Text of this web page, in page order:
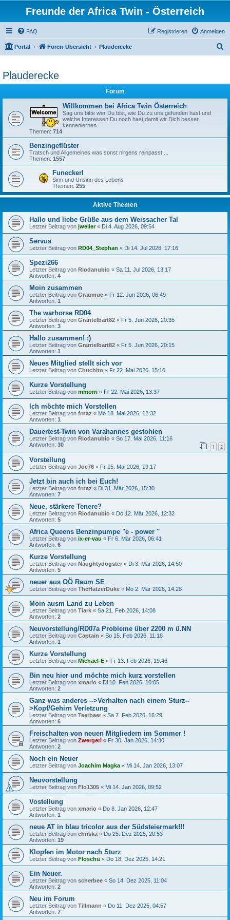
Freunde der Africa Twin - Österreich
FAQ Anmelden
Registrieren
Portal Foren-Übersicht Plauderecke
h
Plauderecke
Forum
Willkommen bei Africa Twin Österreich
Sag uns bitte wer Du bist, wie Du zu uns gefunden hast und
welche Interessen Du noch hast damit wir Dich besser
kennenlernen.
Themen: 714
Benzingeflüster
Tratsch und Allgemeines was sonst nirgens reinpasst ...
Themen: 1557
Funeckerl
Sinn und Unsinn des Lebens
Themen: 255
Aktive Themen
Hallo und liebe Grüße aus dem Weissacher Tal
Letzter Beitrag von jweller« Di 4. Aug 2026, 09:54
Servus
Letzter Beitrag von RD04_Stephan « Di 14. Jul 2026, 17:16
Spezi266
Letzter Beitrag von Riodanubio « Sa 11. Jul 2026, 13:17
Antworten: 4
Moin zusammen
Letzter Beitrag von Graumue « Fr 12. Jun 2026, 06:49
Antworten: 1
The warhorse RD04
Letzter Beitrag von Grantelbart82 « Fr 5. Jun 2026, 20:35
Antworten: 3
Hallo zusammen! :)
Letzter Beitrag von Grantelbart82 « Fr 5. Jun 2026, 20:15
Antworten: 1
Neues Mitglied stellt sich vor
Letzter Beitrag von Chuchito « Fr 22. Mai 2026, 15:16
Kurze Vorstellung
Letzter Beitrag von mmorri « Fr 22. Mai 2026, 13:37
Ich möchte mich Vorstellen
Letzter Beitrag von frnaz « Mo 18. Mai 2026, 12:32
Antworten: 1
Dauertest-Twin von Varahannes gestohlen
Letzter Beitrag von Riodanubio « So 17. Mai 2026, 11:16
Antworten: 30 1 2
Vorstellung
Letzter Beitrag von Joe76 « Fr 15. Mai 2026, 19:17
Jetzt bin auch ich bei Euch!
Letzter Beitrag von frnaz « Di 31. Mär 2026, 15:30
Antworten: 7
Neue, stärkere Tenere?
Letzter Beitrag von Riodanubio « Do 12. Mär 2026, 12:32
Antworten: 5
Africa Queens Benzinpumpe "e - power "
Letzter Beitrag von ix-er-vau « Fr 6. Mär 2026, 06:41
Antworten: 6
Kurze Vorstellung
Letzter Beitrag von Naughtydogster « Di 3. Mär 2026, 14:50
Antworten: 5
neuer aus OÖ Raum SE
Letzter Beitrag von TheHatzerDuke « Mo 2. Mär 2026, 14:28
Moin ausm Land zu Leben
Letzter Beitrag von Tiark « Sa 21. Feb 2026, 14:08
Antworten: 2
Neuvorstellung/RD07a Probleme über 2200 m ü.NN
Letzter Beitrag von Captain « So 15. Feb 2026, 11:18
Antworten: 1
Kurze Vorstellung
Letzter Beitrag von Michael-E « Fr 13. Feb 2026, 19:46
Bin neu hier und möchte mich kurz vorstellen
Letzter Beitrag von xmario « Di 10. Feb 2026, 10:05
Antworten: 2
Ganz was anderes -->Verhalten nach einem Sturz--
>Kopf/Gehirn Verletzung
Letzter Beitrag von Teerbaer « Sa 7. Feb 2026, 16:29
Antworten: 6
Freischalten von neuen Mitgliedern im Sommer !
Letzter Beitrag von Zwergerl « Fr 30. Jan 2026, 14:30
Antworten: 2
Noch ein Neuer
Letzter Beitrag von Joachim Magka « Mi 14. Jan 2026, 13:07
Neuvorstellung
Letzter Beitrag von Flo1305 « Mi 14. Jan 2026, 09:52
Vostellung
Letzter Beitrag von xmario « Do 8. Jan 2026, 12:47
Antworten: 1
neue AT in blau tricolor aus der Südsteiermark!!!
Letzter Beitrag von chriska « Do 25. Dez 2025, 20:53
Antworten: 19
Klopfen im Motor nach Sturz
Letzter Beitrag von Floschu « Do 18. Dez 2025, 14:21
Ein Neuer.
Letzter Beitrag von scherbee « So 14. Dez 2025, 11:04
Antworten: 2
Neu im Forum
Letzter Beitrag von Tillmann « Do 11. Dez 2025, 04:57
Antworten: 7